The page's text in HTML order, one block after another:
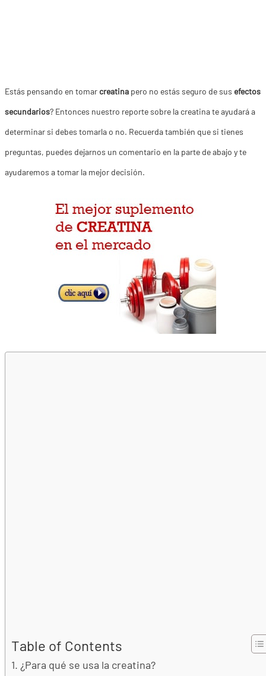
Estás pensando en tomar creatina pero no estás seguro de sus efectos
secundarios? Entonces nuestro reporte sobre la creatina te ayudará a
determinar si debes tomarla o no. Recuerda también que si tienes
preguntas, puedes dejarnos un comentario en la parte de abajo y te
ayudaremos a tomar la mejor decisión.
Table of Contents
¿Para qué se usa la creatina?